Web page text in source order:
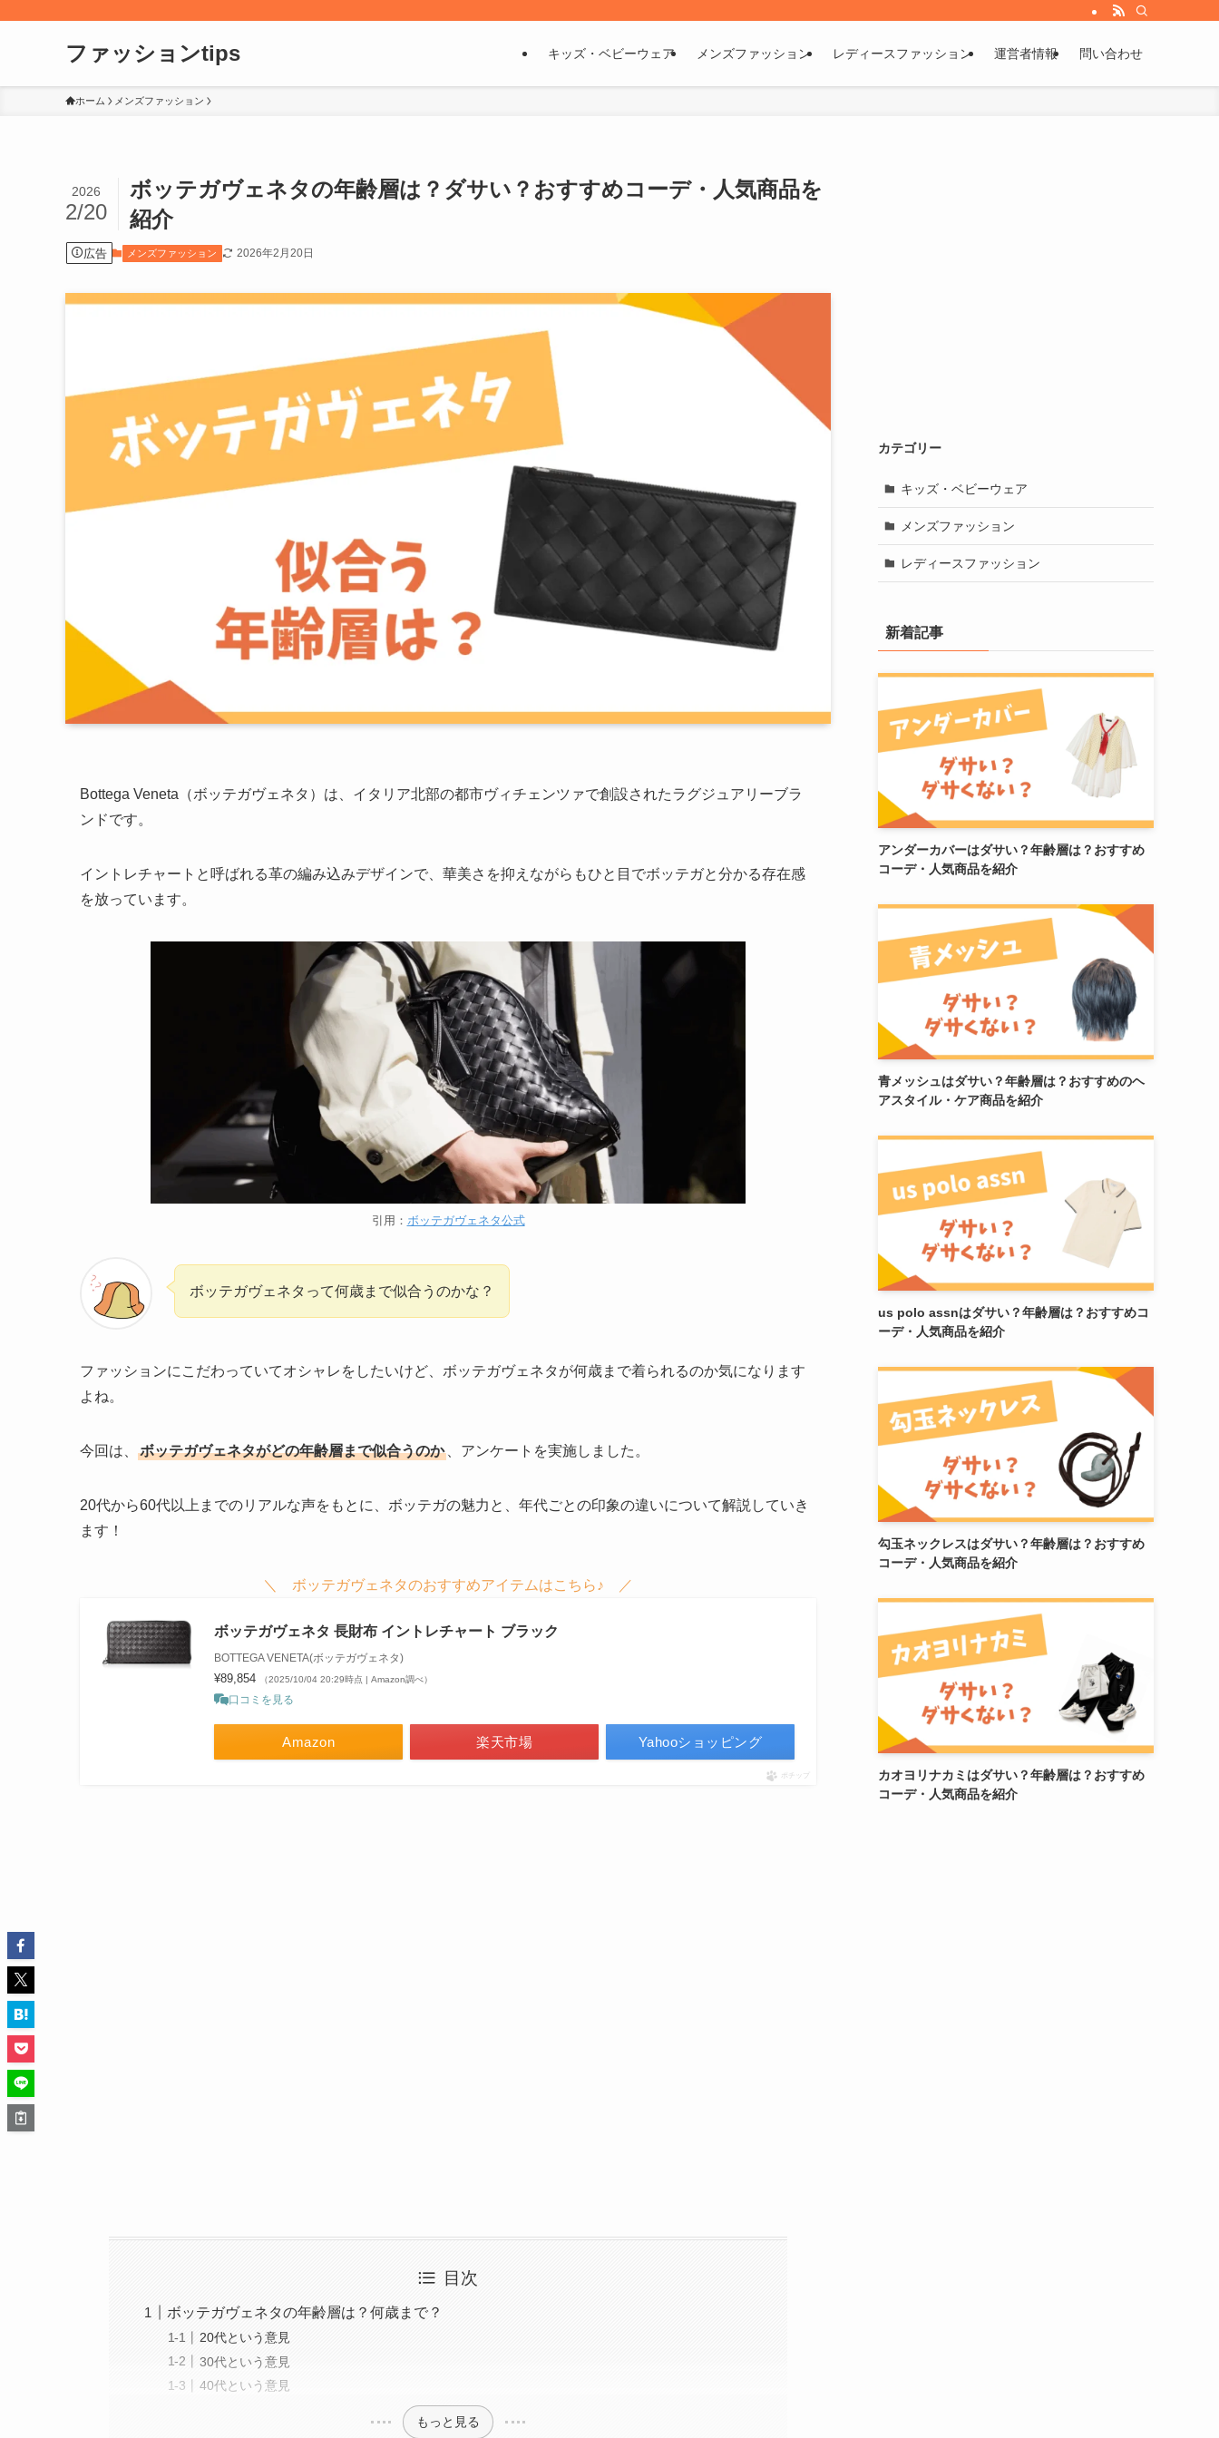
ファッションtips キッズ・ベビーウェア メンズファッション レディースファッション 運営者情報 問い合わせ
ホーム メンズファッション
ボッテガヴェネタの年齢層は？ダサい？おすすめコーデ・人気商品を
紹介
2026
2/20
広告 メンズファッション 2026年2月20日
Bottega Veneta（ボッテガヴェネタ）は、イタリア北部の都市ヴィチェンツァで創設されたラグジュアリーブラ
ンドです。
イントレチャートと呼ばれる革の編み込みデザインで、華美さを抑えながらもひと目でボッテガと分かる存在感
を放っています。
引用： ボッテガヴェネタ公式
ボッテガヴェネタって何歳まで似合うのかな？
ファッションにこだわっていてオシャレをしたいけど、ボッテガヴェネタが何歳まで着られるのか気になります
よね。
今回は、 ボッテガヴェネタがどの年齢層まで似合うのか 、アンケートを実施しました。
20代から60代以上までのリアルな声をもとに、ボッテガの魅力と、年代ごとの印象の違いについて解説していき
ます！
＼ ボッテガヴェネタのおすすめアイテムはこちら♪ ／
ボッテガヴェネタ 長財布 イントレチャート ブラック
BOTTEGA VENETA(ボッテガヴェネタ)
¥89,854 （2025/10/04 20:29時点 | Amazon調べ）
口コミを見る
Amazon 楽天市場 Yahooショッピング
ポチップ
目次
ボッテガヴェネタの年齢層は？何歳まで？
20代という意見
30代という意見
40代という意見
もっと見る
カテゴリー
キッズ・ベビーウェア
メンズファッション
レディースファッション
新着記事
アンダーカバーはダサい？年齢層は？おすすめ
コーデ・人気商品を紹介
青メッシュはダサい？年齢層は？おすすめのヘ
アスタイル・ケア商品を紹介
us polo assnはダサい？年齢層は？おすすめコ
ーデ・人気商品を紹介
勾玉ネックレスはダサい？年齢層は？おすすめ
コーデ・人気商品を紹介
カオヨリナカミはダサい？年齢層は？おすすめ
コーデ・人気商品を紹介